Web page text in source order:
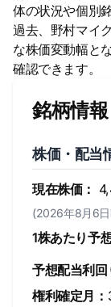
体の状況や個別
過去、野村マイ
な株価変動幅と
確認できます。
銘柄情報
株価・配当
現在株価：
(2026年8月6
1株あたり予
予想配当利回
権利確定月：